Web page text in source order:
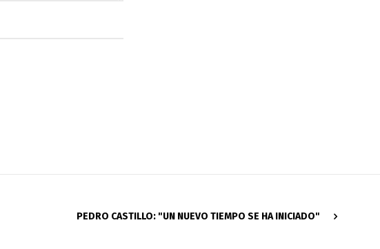
PEDRO CASTILLO: "UN NUEVO TIEMPO SE HA INICIADO"